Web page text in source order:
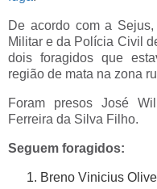
De acordo com a
Militar e da Polícia Civil
dois foragidos que
região de mata na zona
Foram presos José
Ferreira da Silva Filho.
Seguem foragidos:
Breno Vinicius